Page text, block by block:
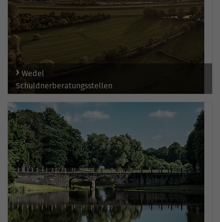
Wedel
Schuldnerberatungsstellen